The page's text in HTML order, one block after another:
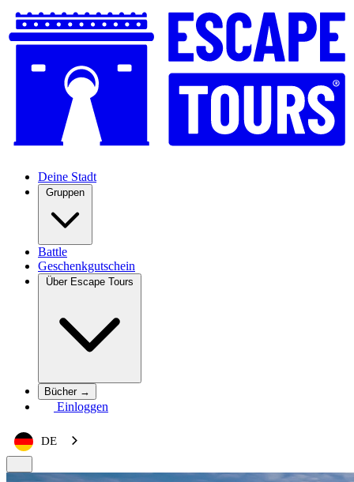
Deine Stadt
Gruppen
Battle
Geschenkgutschein
Über Escape Tours
Bücher →
Einloggen
DE